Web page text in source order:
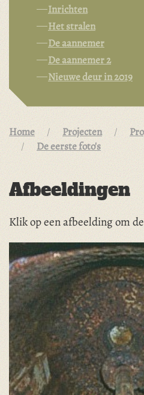
Inrichten
Het stralen
De aannemer
De aannemer 2
Nieuwe deur in 2019
Home Projecten
De eerste foto's
Afbeeldingen
Klik op een afbeelding om